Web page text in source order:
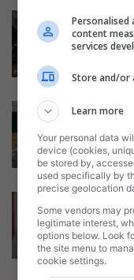
În
Personalised
content
services
Store and/or
Learn more
Your personal data
device (cookies,
be stored by,
used specifically by
precise geolocation
Some vendors may
legitimate interest,
options below. Look
the site menu to
cookie settings.